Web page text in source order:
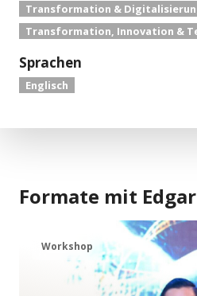
Transformation &
Transformation, Innovation &
Sprachen
Englisch
Formate mit
Workshop